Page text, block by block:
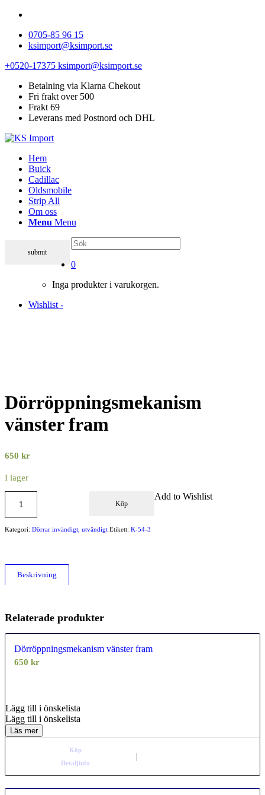
0705-85 96 15
ksimport@ksimport.se
+0520-17375 ksimport@ksimport.se
Betalning via Klarna Chekout
Fri frakt over 500
Frakt 69
Leverans med Postnord och DHL
Hem
Buick
Cadillac
Oldsmobile
Strip All
Om oss
Menu Menu
0
Inga produkter i varukorgen.
Wishlist -
Dörröppningsmekanism
vänster fram
650 kr
I lager
Köp
Add to Wishlist
Kategori: Dörrar invändigt, utvändigt Etikett: K-54-3
Beskrivning
Relaterade produkter
Dörröppningsmekanism vänster fram
650 kr
Lägg till i önskelista
Lägg till i önskelista
Läs mer
Köp
Detaljinfo